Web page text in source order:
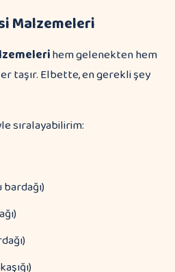
Malzemeleri
hem gelenekten hem
taşır. Elbette, en gerekli şey
sıralayabilirim: